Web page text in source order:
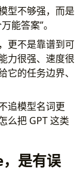
系统
务
粥
型不够强，而是
能答案”。
更不是靠谱到可
力很强、速度很
的任务边界、
追模型名词更
么把 GPT 这类
是有误